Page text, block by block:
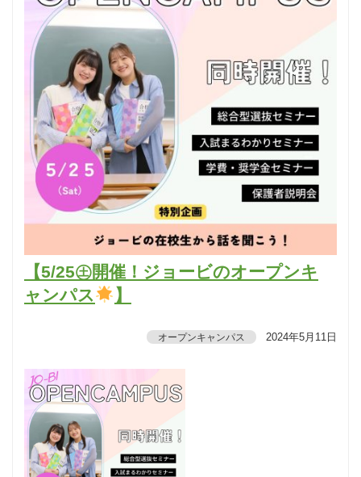
【5/25㊏開催！ジョービのオープンキ
ャンパス
】
オープンキャンパス 2024年5月11日